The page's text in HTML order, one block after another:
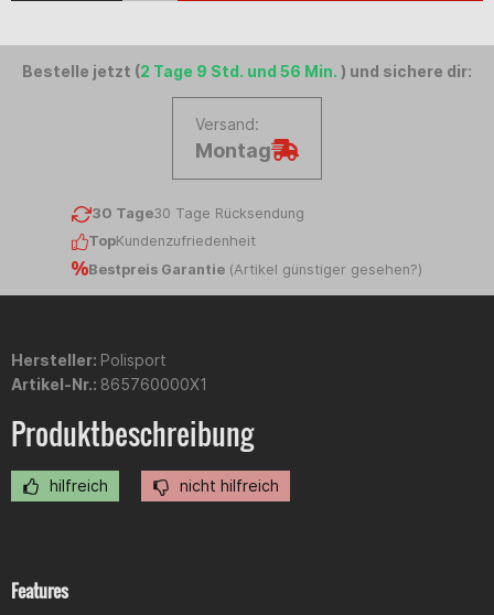
Bestelle jetzt (2 Tage 9 Std. und 56 Min. ) und sichere dir:
Versand:
Montag
30 Tage30 Tage Rücksendung
TopKundenzufriedenheit
Bestpreis Garantie (Artikel günstiger gesehen?)
Hersteller: Polisport
Artikel-Nr.: 865760000X1
Produktbeschreibung
hilfreich nicht hilfreich
Features